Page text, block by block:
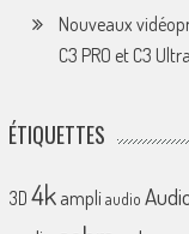
Nouveaux
C3 PRO et C3 Ultra
ÉTIQUETTES
3D 4k ampliaudio